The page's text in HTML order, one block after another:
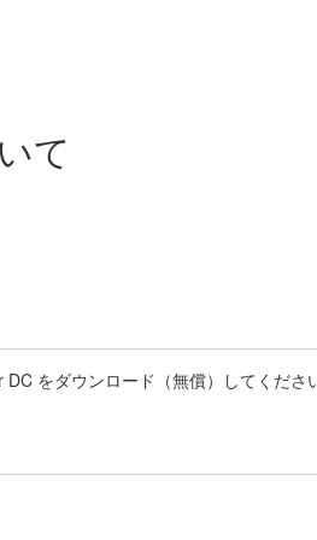
て
をダウンロード（無償）してくださ